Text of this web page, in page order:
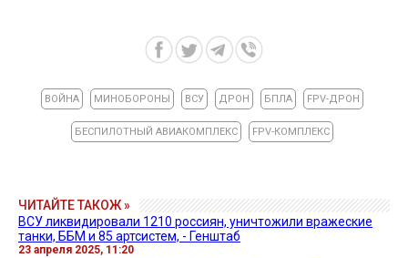
ВОЙНА МИНОБОРОНЫ ВСУ ДРОН БПЛА FPV-ДРОН
БЕСПИЛОТНЫЙ АВИАКОМПЛЕКС FPV-КОМПЛЕКС
ЧИТАЙТЕ ТАКОЖ »
ВСУ ликвидировали 1210 россиян, уничтожили вражеские
танки, ББМ и 85 артсистем, - Генштаб
23 апреля 2025, 11:20